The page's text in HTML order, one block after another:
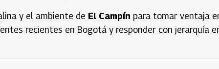
y el ambiente de El Campín para tomar ventaja
recientes en Bogotá y responder con jerarquía